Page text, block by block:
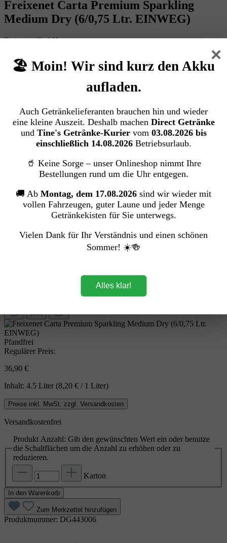
Freixenet Carta Premium Sparkling
Medium Dry (6/0,75 Ltr. EINWEG)
Freixenet GmbH
Bildergalerie überspringen
Pfandfrei
Regulärer Preis:
36,90 €
Inhalt: 4.5 Liter (8,20 € / 1 Liter)
Preise inkl. MwSt. zzgl. Versandkosten
Versandkostenfrei
Produkt Anzahl: Gib den gewünschten Wert ein oder benutze
die Schaltflächen um die Anzahl zu erhöhen oder zu
reduzieren.
Karton
In den Warenkorb
Zum Merkzettel hinzufügen
Produktnummer: DG443006
×
🏖️ Moin! Wir sind kurz den Akku
aufladen.
Auch Getränkelieferanten brauchen hin und wieder
eine kleine Auszeit. Deshalb machen Direct Getränke
und Tine's Getränke-Kuriervom 03.08.2026 bis
einschließlich 14.08.2026Betriebsurlaub.
🥤 Keine Sorge – unser Onlineshop nimmt Ihre
Bestellungen rund um die Uhr entgegen.
🚚 Ab Montag, dem 17.08.2026 sind wir wieder mit
vollen Fahrzeugen, guter Laune und jeder Menge
Getränkekisten für Sie unterwegs.
Vielen Dank für Ihr Verständnis und einen schönen
Sommer! ☀️🍻
Alles klar!